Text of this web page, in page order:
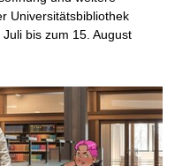
Universitätsbibliothek
bis zum 15. August